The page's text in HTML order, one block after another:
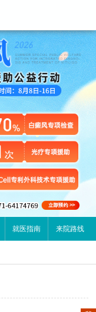
就医指南 来院路线